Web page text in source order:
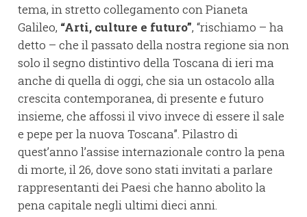
tema, in stretto collegamento con Pianeta
Galileo, “Arti, culture e futuro”, “rischiamo – ha
detto – che il passato della nostra regione sia non
solo il segno distintivo della Toscana di ieri ma
anche di quella di oggi, che sia un ostacolo alla
crescita contemporanea, di presente e futuro
insieme, che affossi il vivo invece di essere il sale
e pepe per la nuova Toscana”. Pilastro di
quest’anno l’assise internazionale contro la pena
di morte, il 26, dove sono stati invitati a parlare
rappresentanti dei Paesi che hanno abolito la
pena capitale negli ultimi dieci anni.